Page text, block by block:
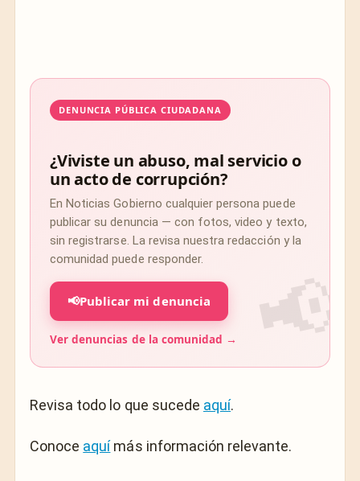
DENUNCIA PÚBLICA CIUDADANA
¿Viviste un abuso, mal servicio o
un acto de corrupción?
En Noticias Gobierno cualquier persona puede
publicar su denuncia — con fotos, video y texto,
sin registrarse. La revisa nuestra redacción y la
comunidad puede responder.
📢Publicar mi denuncia
Ver denuncias de la comunidad →
Revisa todo lo que sucede aquí.
Conoce aquímás información relevante.